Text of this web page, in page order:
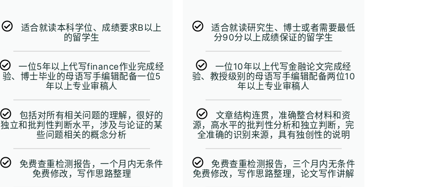
适合就读本科学位、成绩要求B以上
的留学生
一位5年以上代写finance作业完成经
验、博士毕业的母语写手编辑配备一位5
年以上专业审稿人
包括对所有相关问题的理解，很好的
独立和批判性判断水平，涉及与论证的某
些问题相关的概念分析
免费查重检测报告，一个月内无条件
免费修改，写作思路整理
适合就读研究生、博士或者需要最低
分90分以上成绩保证的留学生
一位10年以上代写金融论文完成经
验、教授级别的母语写手编辑配备两位10
年以上专业审稿人
文章结构连贯，准确整合材料和资
源，高水平的批判性分析和独立判断，完
全准确的识别来源，具有独创性的说明
免费查重检测报告，三个月内无条件
免费修改，写作思路整理，论文写作讲解